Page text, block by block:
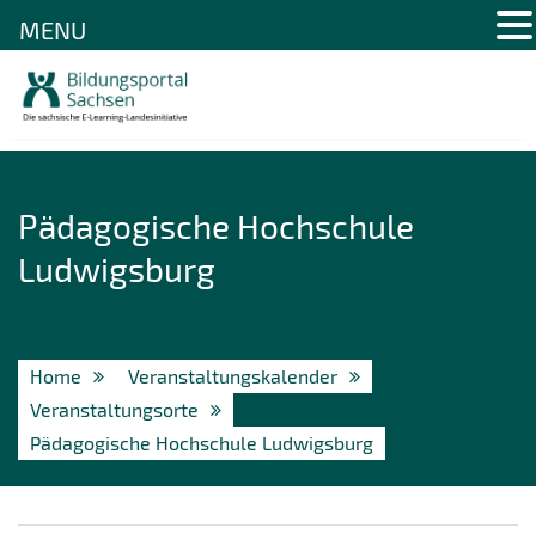
Pädagogische Hochschule
Ludwigsburg
Home
Veranstaltungskalender
Veranstaltungsorte
Pädagogische Hochschule Ludwigsburg
MENU